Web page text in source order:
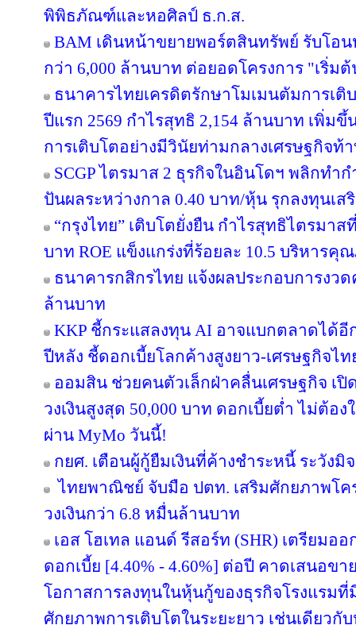
พิพิธภัณฑ์และหอศิลป์ ธ.ก.ส.
BAM เดินหน้าขยายพอร์ตสินทรัพย์ รับโอ
กว่า 6,000 ล้านบาท ต่อยอดโครงการ "เริ่ม
ธนาคารไทยเครดิตรักษาโมเมนตัมการเติ
ปีแรก 2569 กำไรสุทธิ 2,154 ล้านบาท เพิ่ม
การเติบโตอย่างมีวินัยท่ามกลางเศรษฐกิจท้
SCGP ไตรมาส 2 ธุรกิจในอินโดฯ พลิกทำ
ปันผลระหว่างกาล 0.40 บาท/หุ้น รุกลงทุนเ
“กรุงไทย” เติบโตยั่งยืน กำไรสุทธิไตรมาส
บาท ROE แข็งแกร่งที่ร้อยละ 10.5 บริหาร
ธนาคารกสิกรไทย แจ้งผลประกอบการงวด
ล้านบาท
KKP ชี้กระแสลงทุน AI อาจแบกตลาดได้อี
ปีหลัง ชี้ดอกเบี้ยโลกค้างสูงยาว-เศรษฐกิจไท
ออมสิน ช่วยคนตัวเล็กฝ่าคลื่นเศรษฐกิจ เ
วงเงินสูงสุด 50,000 บาท ดอกเบี้ยต่ำ ไม่ต้
ผ่าน MyMo วันนี้!
กยศ. เตือนผู้กู้ยืมเงินที่ค้างชำระหนี้ ระวัง
ไทยพาณิชย์ จับมือ ปตท. เสริมศักยภาพโค
วงเงินกว่า 6.8 หมื่นล้านบาท
เอส โฮเทล แอนด์ รีสอร์ท (SHR) เตรียมอ
ดอกเบี้ย [4.40% - 4.60%] ต่อปี คาดเสนอขา
โอกาสการลงทุนในหุ้นกู้ของธุรกิจโรงแรม
ศักยภาพการเติบโตในระยะยาว เช่นเดียวกั